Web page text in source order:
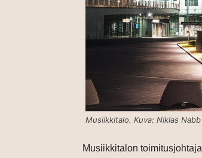
Musiikkitalo. Kuva: Niklas Nabb
Musiikkitalon toimitusjohtaja